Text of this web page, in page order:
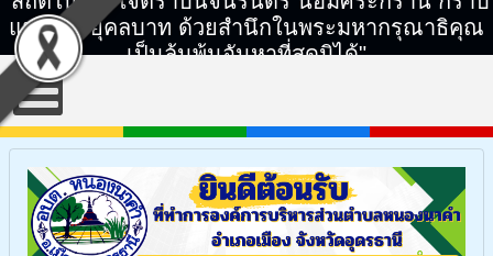
แทบพระยุคลบาท ด้วยสำนึกในพระมหากรุณาธิคุณ
เป็นล้นพ้นอันหาที่สุดมิได้"